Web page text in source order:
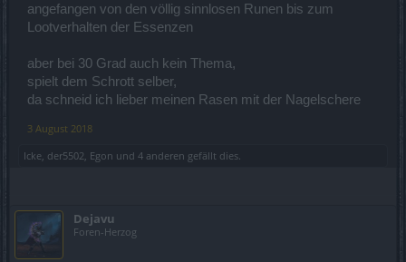
angefangen von den völlig sinnlosen Runen bis zum
Lootverhalten der Essenzen
aber bei 30 Grad auch kein Thema,
spielt dem Schrott selber,
da schneid ich lieber meinen Rasen mit der Nagelschere
3 August 2018
Icke, der5502, Egon und 4 anderen gefällt dies.
Dejavu
Foren-Herzog